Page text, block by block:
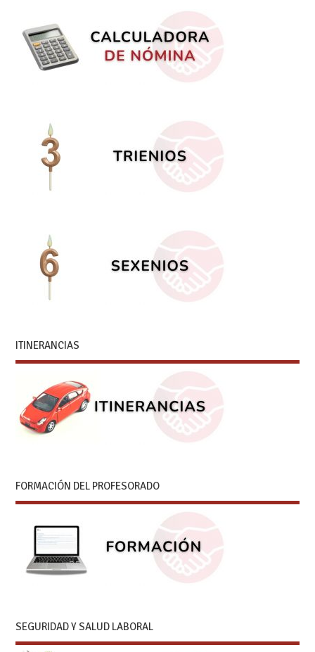
ITINERANCIAS
FORMACIÓN DEL PROFESORADO
SEGURIDAD Y SALUD LABORAL